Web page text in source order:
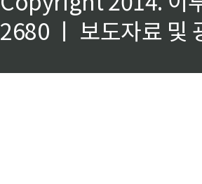
2680 ㅣ 보도자료